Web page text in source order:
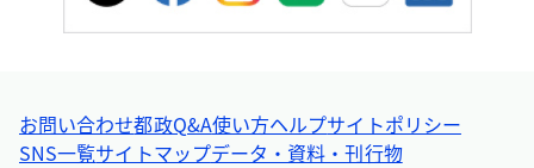
お問い合わせ都政Q&A使い方ヘルプサイトポリシー
SNS一覧サイトマップデータ・資料・刊行物